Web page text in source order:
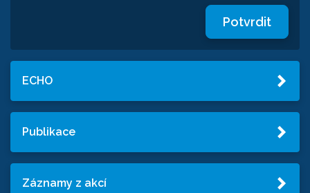
Potvrdit
ECHO
Publikace
Záznamy z akcí